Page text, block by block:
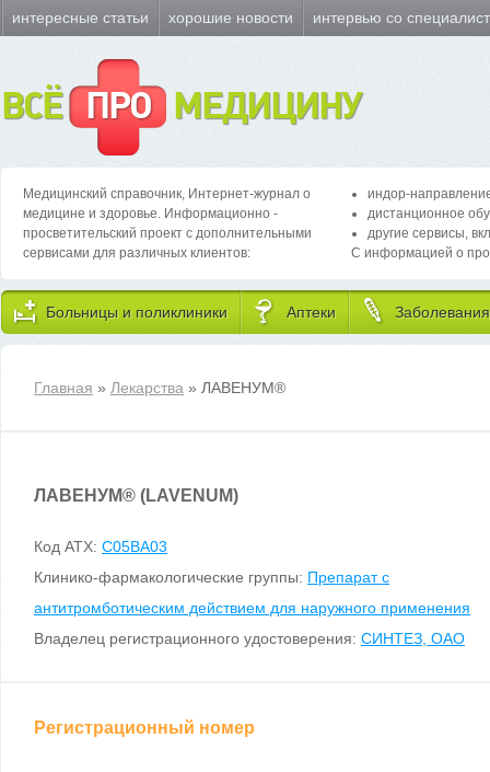
интересные статьи хорошие новости интервью со
ВСЁ ПРО МЕДИЦИНУ
Медицинский справочник, Интернет-журнал о
медицине и здоровье. Информационно -
просветительский проект с дополнительными
сервисами для различных клиентов:
индор-
дистанционное
другие сервисы,
С информацией о
Больницы и поликлиники Аптеки Заболевания
Главная » Лекарства » ЛАВЕНУМ®
ЛАВЕНУМ® (LAVENUM)
Код ATX: C05BA03
Клинико-фармакологические группы: Препарат с
антитромботическим действием для наружного применения
Владелец регистрационного удостоверения: СИНТЕЗ, ОАО
Регистрационный номер